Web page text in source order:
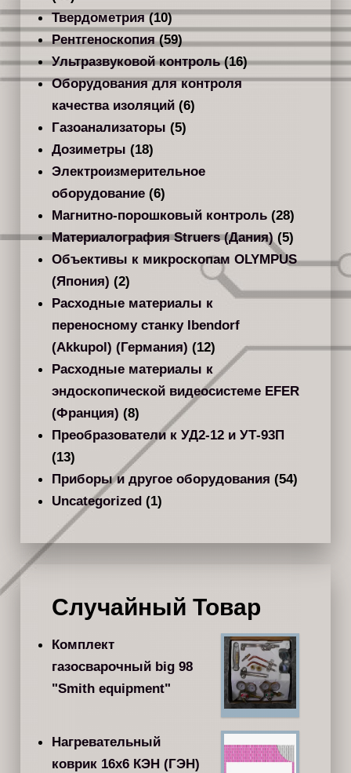
Твердометрия (10)
Рентгеноскопия (59)
Ультразвуковой контроль (16)
Оборудования для контроля
качества изоляций (6)
Газоанализаторы (5)
Дозиметры (18)
Электроизмерительное
оборудование (6)
Магнитно-порошковый контроль (28)
Материалография Struers (Дания) (5)
Объективы к микроскопам OLYMPUS
(Япония) (2)
Расходные материалы к
переносному станку Ibendorf
(Akkupol) (Германия) (12)
Расходные материалы к
эндоскопической видеосистеме EFER
(Франция) (8)
Преобразователи к УД2-12 и УТ-93П
(13)
Приборы и другое оборудования (54)
Uncategorized (1)
Случайный Товар
Комплект
газосварочный big 98
"Smith equipment"
Нагревательный
коврик 16x6 КЭН (ГЭН)